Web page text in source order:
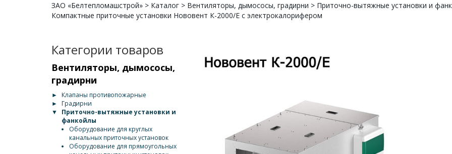
ЗАО «Белтепломашстрой» > Каталог > Вентиляторы, дымососы, градирни > Приточно-вытяжные установки и
Компактные приточные установки Нововент К-2000/E с электрокалорифером
Категории товаров
Вентиляторы, дымососы,
градирни
►
Клапаны противопожарные
►
Градирни
▼
Приточно-вытяжные установки и
фанкойлы
Оборудование для круглых
канальных приточных установок
Оборудование для прямоугольных